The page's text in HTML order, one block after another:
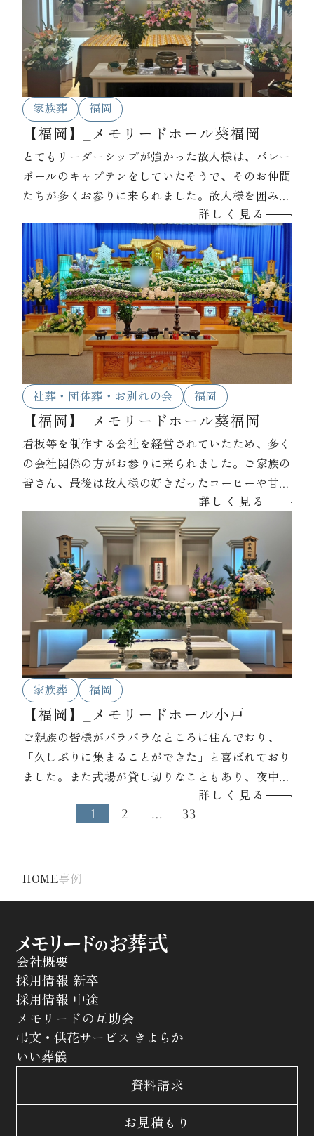
家族葬 福岡
【福岡】_メモリードホール葵福岡
とてもリーダーシップが強かった故人様は、バレー
ボールのキャプテンをしていたそうで、そのお仲間
たちが多くお参りに来られました。故人様を囲みな
がら、その当時の思い出話をされていました。お棺
には皆様からのお手紙や生前大好きだった塗り絵を
いれ、最期のひと時を過ごされていました。
詳しく見る
社葬・団体葬・お別れの会 福岡
【福岡】_メモリードホール葵福岡
看板等を制作する会社を経営されていたため、多く
の会社関係の方がお参りに来られました。ご家族の
皆さん、最後は故人様の好きだったコーヒーや甘い
物をお入れし、故人様に触れながらお声をかけてお
詳しく見る
家族葬 福岡
【福岡】_メモリードホール小戸
ご親族の皆様がバラバラなところに住んでおり、
「久しぶりに集まることができた」と喜ばれており
ました。また式場が貸し切りなこともあり、夜中ま
でお話されたそうです。故人様が生前、「親族みん
な仲良くいること」と言われていたとのことで、そ
詳しく見る
1 2 … 33
HOME事例
会社概要
採用情報 新卒
採用情報 中途
メモリードの互助会
弔文・供花サービス きよらか
いい葬儀
資料請求
お見積もり